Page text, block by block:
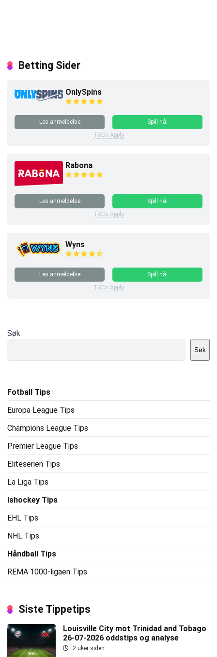
Betting Sider
OnlySpins
Les anmeldelse
Spill nå!
T&Cs Apply
Rabona
Les anmeldelse
Spill nå!
T&Cs Apply
Wyns
Les anmeldelse
Spill nå!
T&Cs Apply
Søk
Søk
Fotball Tips
Europa League Tips
Champions League Tips
Premier League Tips
Eliteserien Tips
La Liga Tips
Ishockey Tips
EHL Tips
NHL Tips
Håndball Tips
REMA 1000-ligaen Tips
Siste Tippetips
Louisville City mot Trinidad and Tobago
26-07-2026 oddstips og analyse
2 uker siden